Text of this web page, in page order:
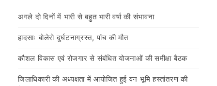
अगले दो दिनों में भारी से बहुत भारी वर्षा की संभावना
हादसाः बोलेरो दुर्घटनाग्रस्त, पांच की मौत
कौशल विकास एवं रोजगार से संबंधित योजनाओं की समीक्षा बैठक
जिलाधिकारी की अध्यक्षता में आयोजित हुई वन भूमि हस्तांतरण की